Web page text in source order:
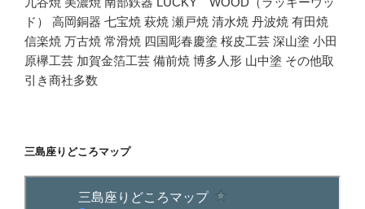
ド） 高岡銅器 七宝焼 萩焼 瀬戸焼 清水焼 丹波焼 有田焼
信楽焼 万古焼 常滑焼 四国彫春慶塗 桜皮工芸 深山塗 小田
原欅工芸 加賀金箔工芸 備前焼 博多人形 山中塗 その他取
引き商社多数
三島座りどころマップ